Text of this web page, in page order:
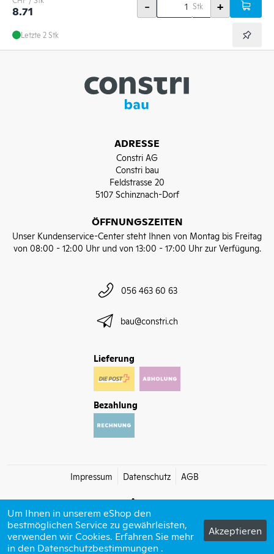
8.71 - Stk +
Letzte 2 Stk
ADRESSE
Constri AG
Constri bau
Feldstrasse 20
5107 Schinznach-Dorf
ÖFFNUNGSZEITEN
Unser Kundenservice-Center steht Ihnen von Montag bis Freitag
von 08:00 - 12:00 Uhr und von 13:00 - 17:00 Uhr zur Verfügung.
056 463 60 63
bau@constri.ch
Lieferung
Bezahlung
Impressum Datenschutz AGB
© 2026 Constri bau
powered by polynorm
Um Ihnen in unserem eShop den
bestmöglichen Service zu gewährleisten,
verwenden wir Cookies. Erfahren Sie mehr
in den Datenschutzbestimmungen .
Akzeptieren